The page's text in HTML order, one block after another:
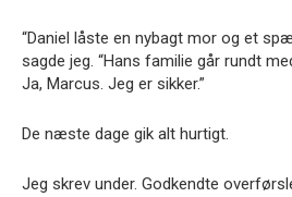
“Daniel låste en nybagt mor og et
sagde jeg. “Hans familie går rundt
Ja, Marcus. Jeg er sikker.”
De næste dage gik alt hurtigt.
Jeg skrev under. Godkendte